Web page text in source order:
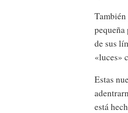
También
de sus
«luces»
Estas
está